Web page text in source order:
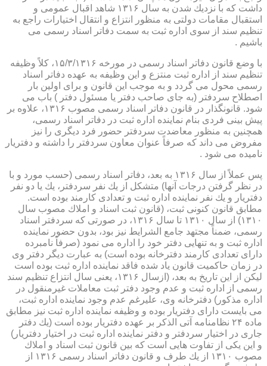
داشت كه با نزدیك شدن به سال ۱۳۱۶ شاهد اقبال عمومی و
استقبال مقامات دولتی به منظور انتزاع و انتقال اختیارات راجع به
تنظیم سند از سوی اداره ثبت به سمت دفاتر اسناد رسمی می
باشیم .
با وضع قانون دفاتر اسناد رسمی در مورخه ۱۵/۳/۱۳۱۶، كلاً وظیفه
تنظیم سند از اداره ثبت منتزع و این وظیفه به عهده دفاتر اسناد
رسمی محول می گردد و به موجب این قانون و برای اولین بار
اصطلاح سردفتر (به جای صاحب دفتر یا مسئول دفتر ) باب می
شود. قانونگذار در قانون دفاتر اسناد رسمی مصوب ۱۳۱۶، علاوه بر
پیش بینی فردی بنام نماینده اداره ثبت در دفاتر اسناد رسمی،
همچنین به منظور معاضدت سردفتر حضور فرد دیگری را نیز
مفروض می داند كه صرفاً عنوان معاون سردفتر را داشته و دفتریار
نامیده می شود .
پس عملاً از سال ۱۳۱۶ به بعد، دفاتر اسناد رسمی (حسب مورد و با
در نظر گرفتن درجات آنها) متشكل از یك نفر سردفتر، یك یا دو نفر
دفتریار و یك نفر نماینده اداره ثبت و تعدادی كارمند بوده است.
مطابق قانون كنونی ثبت، (قانون ثبت اسناد و املاك مصوب سال
۱۳۱۰) از سال ۱۳۱۰ تا سال ۱۳۱۶، در صورتی كه سردفتر اسناد
رسمی، ضمناً مجتهد جامع الشرایط نیز بود، بدون حضور نماینده
اداره ثبت و به تنهایی دفتر خود را اداره می نمود (صرفاً نامبرده
دارای تعدادی كارمند دفترخانه بوده است) به عبارت دیگر دفتر وی
در زمان حاكمیت قانون یاد شده فاقد نماینده اداره ثبت بوده است
لیكن از این تاریخ به بعد، (ازسال ۱۳۱۶، یعنی سال انتزاع تنظیم سند
رسمی از اداره ثبت و عدم وجود دفتر ثبت معاملات غیرمنقول در
اداره مذكور) دفترخانه وی، علیرغم عدم وجود نماینده اداره ثبت،
می بایست دارای دفتریار بوده و وظیفه نماینده اداره ثبت نیز مطابق
ماده ۲۴ نظامنامه آتی الذكر بر عهده دفتریار بوده است (یك دفتر
جاری در اختیار سردفتر و دفتر نماینده اداره ثبت در اختیار دفتریار)
و این یكی از تفاوت هایی است كه بین قانون ثبت اسناد و املاك
مصوب ۱۳۱۰ از یك طرف و قانون دفاتر اسناد رسمی ۱۳۱۶ از